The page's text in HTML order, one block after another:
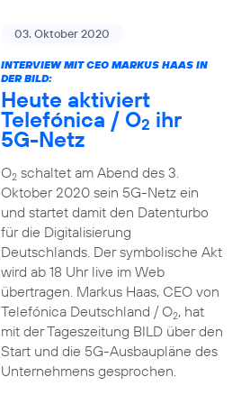
03. Oktober 2020
INTERVIEW MIT CEO MARKUS HAAS IN
DER BILD:
Heute aktiviert
Telefónica / O2 ihr
5G-Netz
O2schaltet am Abend des 3.
Oktober 2020 sein 5G-Netz ein
und startet damit den Datenturbo
für die Digitalisierung
Deutschlands. Der symbolische Akt
wird ab 18 Uhr live im Web
übertragen. Markus Haas, CEO von
Telefónica Deutschland / O2, hat
mit der Tageszeitung BILD über den
Start und die 5G-Ausbaupläne des
Unternehmens gesprochen.